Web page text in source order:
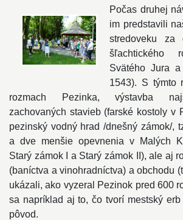
Počas druhej
im predstavili
stredoveku za
šľachtického
Svätého Jura
1543). S týmto
rozmach Pezinka, výstavba
zachovaných stavieb (farské kostoly v
pezinský vodný hrad /dnešný zámok/,
a dve menšie opevnenia v Malých
Starý zámok I a Starý zámok II), ale aj
(baníctva a vinohradníctva) a obchodu
ukázali, ako vyzeral Pezinok pred 600
sa napríklad aj to, čo tvorí mestský
pôvod.